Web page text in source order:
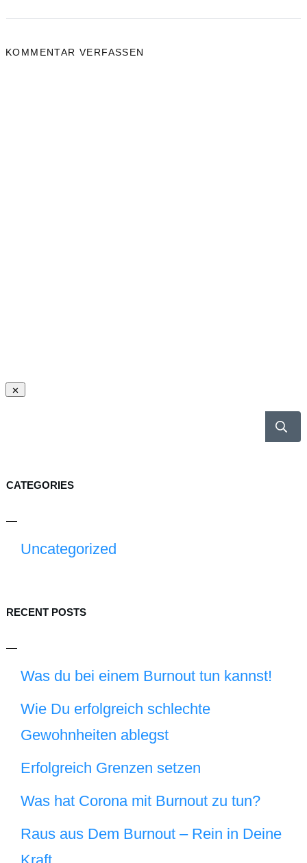
KOMMENTAR VERFASSEN
CATEGORIES
Uncategorized
RECENT POSTS
Was du bei einem Burnout tun kannst!
Wie Du erfolgreich schlechte
Gewohnheiten ablegst
Erfolgreich Grenzen setzen
Was hat Corona mit Burnout zu tun?
Raus aus Dem Burnout – Rein in Deine